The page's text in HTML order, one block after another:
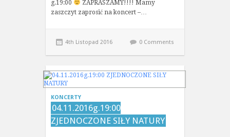
g.19:00
ZAPRASZAMY!!!! Mamy
zaszczyt zaprosić na koncert –…
4th Listopad 2016 0 Comments
KONCERTY
04.11.2016g.19:00
ZJEDNOCZONE SIŁY NATURY